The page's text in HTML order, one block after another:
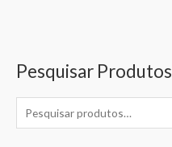
Pesquisar Produtos